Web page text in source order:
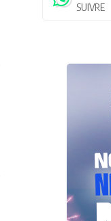
SUIVRE